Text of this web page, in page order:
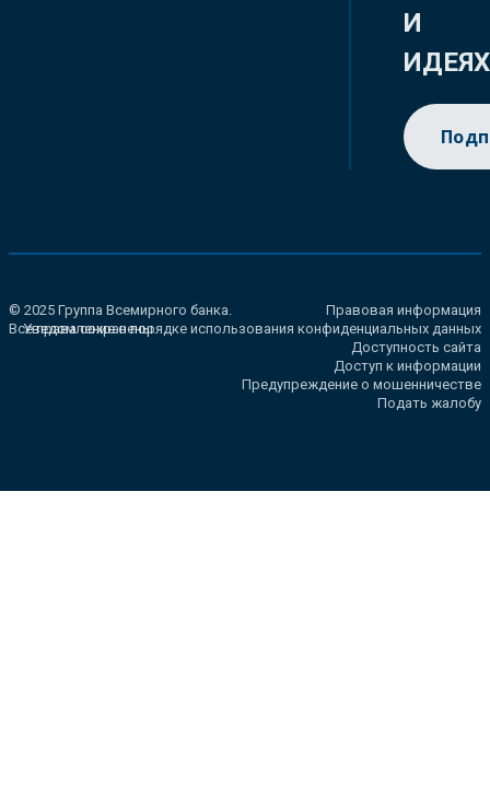
И
ИДЕЯХ
© 2025 Группа Всемирного банка.
Все права сохранены.
Правовая информация
Уведомление о порядке использования конфиденциальных данных
Доступность сайта
Доступ к информации
Предупреждение о мошенничестве
Подать жалобу